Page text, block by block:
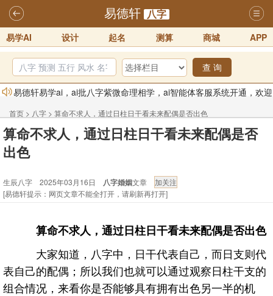
易德轩 八字
易学AI 设计 起名 测算 商城 APP
查 询
易德轩易学ai，ai批八字紫微命理相学，ai智能体客服系统开通，欢迎
2025-07-01
2026年化太岁锦囊属马、鼠、牛、龙、兔、狗、鸡生肖化太岁开始预
订！！
2025-10-01
2026丙午年铁笔居士精批年运说明
2025-10-12
易德轩通告：本网站易德轩商标及LOGO注册声明
2021-9-7
首页 > 八字 > 算命不求人，通过日柱日干看未来配偶是否出色
- 生辰八字
算命不求人，通过日柱日干看未来配偶是否
出色
生辰八字 2025年03月16日 八字婚姻文章
[易德轩提示：网页文章不能全打开，请刷新再打开]
算命不求人， 通过日柱日干看未来配偶是否出色
大家知道，八字中，日干代表自己，而日支则代
表自己的配偶；所以我们也就可以通过观察日柱干支的
组合情况，来看你是否能够具有拥有出色另一半的机